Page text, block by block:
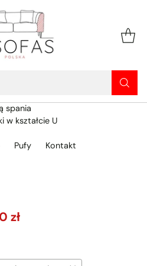
spania
w kształcie U
Pufy Kontakt
zł